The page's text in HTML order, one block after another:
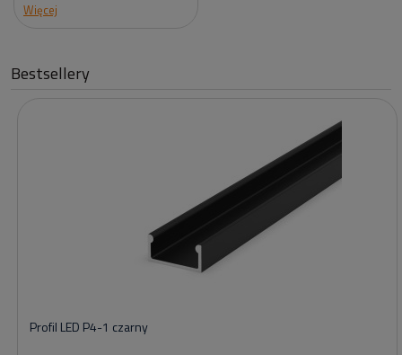
Więcej
Bestsellery
Profil LED P4-1 czarny